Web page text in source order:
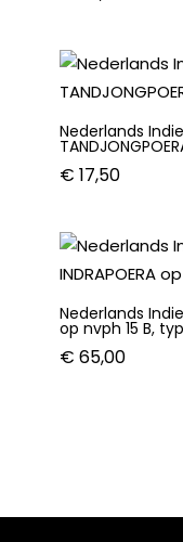
Nederlands
€ 17,50
Nederlands
op nvph 15 B,
€ 65,00